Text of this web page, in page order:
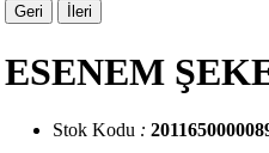
Geri
İleri
ESENEM
Stok Kodu :